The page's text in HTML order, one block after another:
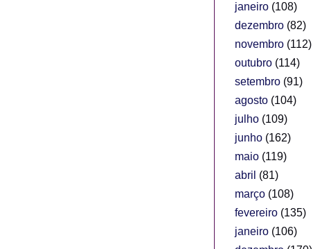
janeiro(108)
dezembro(82)
novembro(112)
outubro(114)
setembro(91)
agosto(104)
julho(109)
junho(162)
maio(119)
abril (81)
março(108)
fevereiro(135)
janeiro(106)